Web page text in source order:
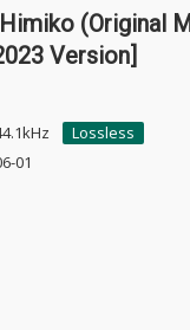
(Original
Version]
Lossless
01